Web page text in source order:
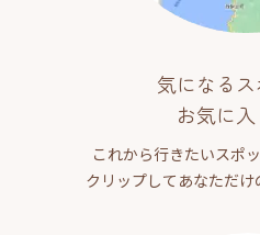
気になる
お気に
これから行きたいスポ
クリップしてあなただけ